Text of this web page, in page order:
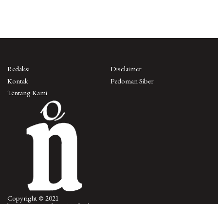
Redaksi
Kontak
Tentang Kami
Disclaimer
Pedoman Siber
Copyright © 2021